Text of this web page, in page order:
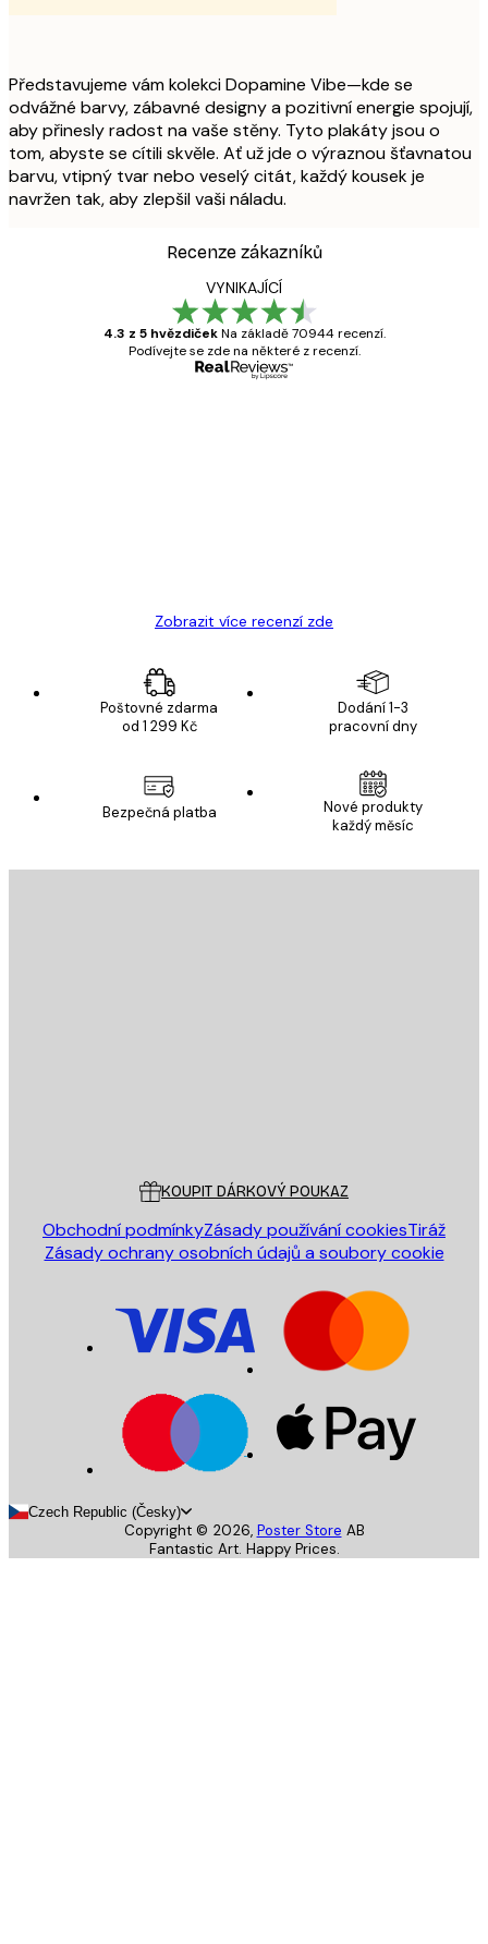
Představujeme vám kolekci Dopamine Vibe—kde se
odvážné barvy, zábavné designy a pozitivní energie spojují,
aby přinesly radost na vaše stěny. Tyto plakáty jsou o
tom, abyste se cítili skvěle. Ať už jde o výraznou šťavnatou
barvu, vtipný tvar nebo veselý citát, každý kousek je
navržen tak, aby zlepšil vaši náladu.
Recenze zákazníků
VYNIKAJÍCÍ
4.3 z 5 hvězdiček Na základě 70944 recenzí.
Podívejte se zde na některé z recenzí.
Zobrazit více recenzí zde
Poštovné zdarma
od 1 299 Kč
Dodání 1-3
pracovní dny
Bezpečná platba
Nové produkty
každý měsíc
KOUPIT DÁRKOVÝ POUKAZ
Obchodní podmínkyZásady používání cookiesTiráž
Zásady ochrany osobních údajů a soubory cookie
Czech Republic (Česky)
Copyright © 2026, Poster Store AB
Fantastic Art. Happy Prices.